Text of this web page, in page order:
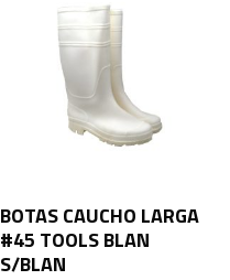
BOTAS CAUCHO LARGA
#45 TOOLS BLAN
S/BLAN